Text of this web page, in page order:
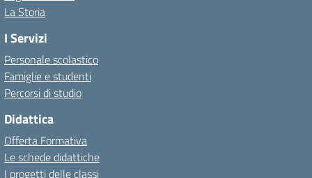
La Storia
I Servizi
Personale scolastico
Famiglie e studenti
Percorsi di studio
Didattica
Offerta Formativa
Le schede didattiche
I progetti delle classi